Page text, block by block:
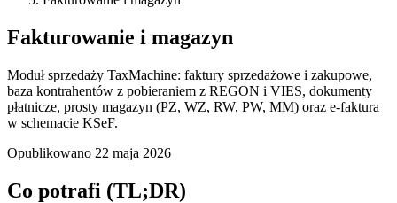
Fakturowanie i magazyn
Moduł sprzedaży TaxMachine: faktury sprzedażowe i zakupowe,
baza kontrahentów z pobieraniem z REGON i VIES, dokumenty
płatnicze, prosty magazyn (PZ, WZ, RW, PW, MM) oraz e-faktura
w schemacie KSeF.
Opublikowano 22 maja 2026
Co potrafi (TL;DR)